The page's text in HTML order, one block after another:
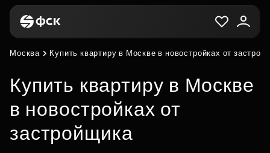
Москва Купить квартиру в Москве в новостройках от
Купить квартиру в Москве
в новостройках от
застройщика